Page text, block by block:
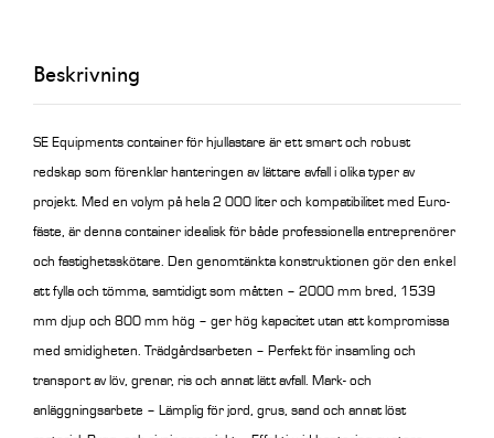
Beskrivning
SE Equipments container för hjullastare är ett smart och robust
redskap som förenklar hanteringen av lättare avfall i olika typer av
projekt. Med en volym på hela 2 000 liter och kompatibilitet med Euro-
fäste, är denna container idealisk för både professionella entreprenörer
och fastighetsskötare. Den genomtänkta konstruktionen gör den enkel
att fylla och tömma, samtidigt som måtten – 2000 mm bred, 1539
mm djup och 800 mm hög – ger hög kapacitet utan att kompromissa
med smidigheten. Trädgårdsarbeten – Perfekt för insamling och
transport av löv, grenar, ris och annat lätt avfall. Mark- och
anläggningsarbete – Lämplig för jord, grus, sand och annat löst